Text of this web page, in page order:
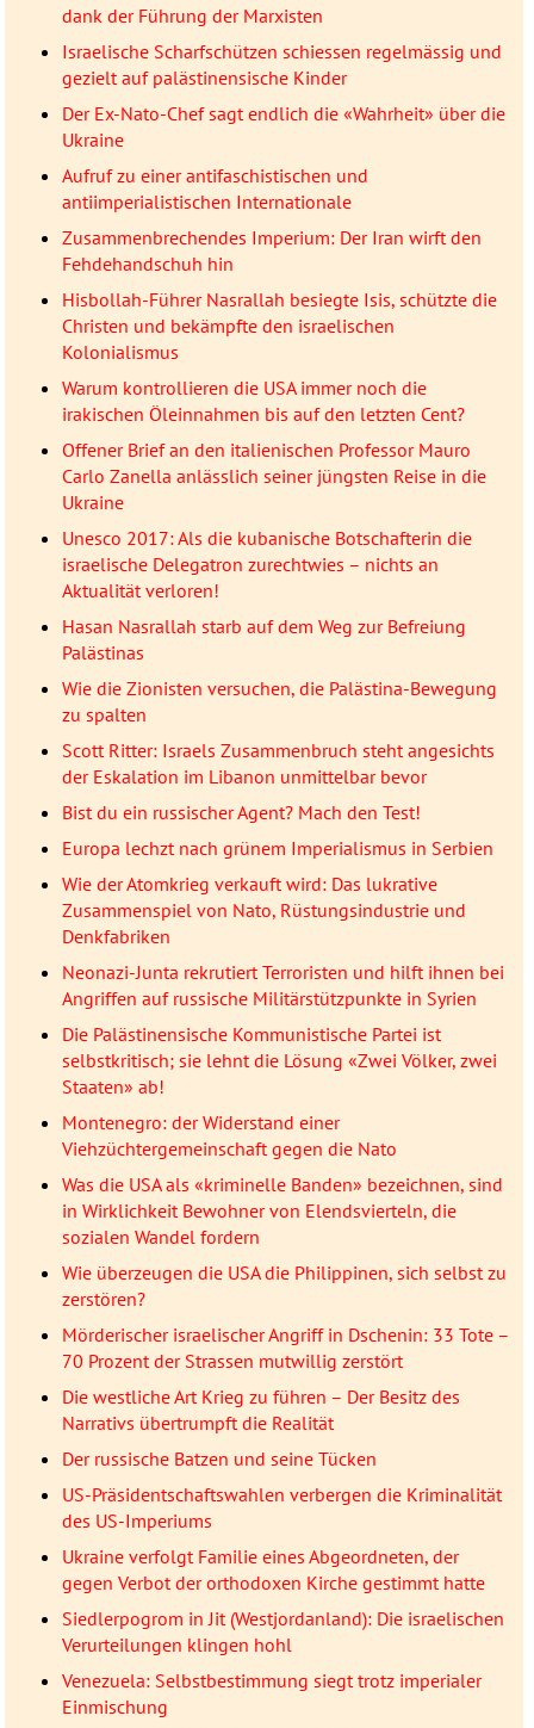
dank der Führung der Marxisten
Israelische Scharfschützen schiessen regelmässig und
gezielt auf palästinensische Kinder
Der Ex-Nato-Chef sagt endlich die «Wahrheit» über die
Ukraine
Aufruf zu einer antifaschistischen und
antiimperialistischen Internationale
Zusammenbrechendes Imperium: Der Iran wirft den
Fehdehandschuh hin
Hisbollah-Führer Nasrallah besiegte Isis, schützte die
Christen und bekämpfte den israelischen
Kolonialismus
Warum kontrollieren die USA immer noch die
irakischen Öleinnahmen bis auf den letzten Cent?
Offener Brief an den italienischen Professor Mauro
Carlo Zanella anlässlich seiner jüngsten Reise in die
Ukraine
Unesco 2017: Als die kubanische Botschafterin die
israelische Delegatron zurechtwies – nichts an
Aktualität verloren!
Hasan Nasrallah starb auf dem Weg zur Befreiung
Palästinas
Wie die Zionisten versuchen, die Palästina-Bewegung
zu spalten
Scott Ritter: Israels Zusammenbruch steht angesichts
der Eskalation im Libanon unmittelbar bevor
Bist du ein russischer Agent? Mach den Test!
Europa lechzt nach grünem Imperialismus in Serbien
Wie der Atomkrieg verkauft wird: Das lukrative
Zusammenspiel von Nato, Rüstungsindustrie und
Denkfabriken
Neonazi-Junta rekrutiert Terroristen und hilft ihnen bei
Angriffen auf russische Militärstützpunkte in Syrien
Die Palästinensische Kommunistische Partei ist
selbstkritisch; sie lehnt die Lösung «Zwei Völker, zwei
Staaten» ab!
Montenegro: der Widerstand einer
Viehzüchtergemeinschaft gegen die Nato
Was die USA als «kriminelle Banden» bezeichnen, sind
in Wirklichkeit Bewohner von Elendsvierteln, die
sozialen Wandel fordern
Wie überzeugen die USA die Philippinen, sich selbst zu
zerstören?
Mörderischer israelischer Angriff in Dschenin: 33 Tote –
70 Prozent der Strassen mutwillig zerstört
Die westliche Art Krieg zu führen – Der Besitz des
Narrativs übertrumpft die Realität
Der russische Batzen und seine Tücken
US-Präsidentschaftswahlen verbergen die Kriminalität
des US-Imperiums
Ukraine verfolgt Familie eines Abgeordneten, der
gegen Verbot der orthodoxen Kirche gestimmt hatte
Siedlerpogrom in Jit (Westjordanland): Die israelischen
Verurteilungen klingen hohl
Venezuela: Selbstbestimmung siegt trotz imperialer
Einmischung